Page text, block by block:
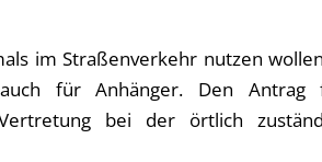
im Straßenverkehr nutzen
für Anhänger. Den Antrag
bei der örtlich